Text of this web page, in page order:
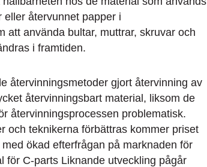
återvunnet papper i
att använda bultar, muttrar, skruvar och
i framtiden.
återvinningsmetoder gjort återvinning av
återvinningsbart material, liksom de
återvinningsprocessen problematisk.
och teknikerna förbättras kommer priset
ökad efterfrågan på marknaden för
för C-parts Liknande utveckling pågår